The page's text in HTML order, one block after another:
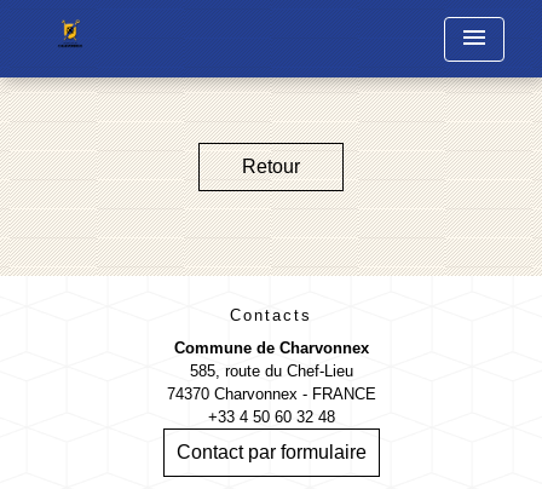
menu
Retour
Contacts
Commune de Charvonnex
585, route du Chef-Lieu
74370 Charvonnex - FRANCE
+33 4 50 60 32 48
Contact par formulaire